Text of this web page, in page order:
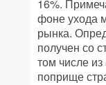
16%.
фоне ухода
рынка.
получен со
том числе
поприще